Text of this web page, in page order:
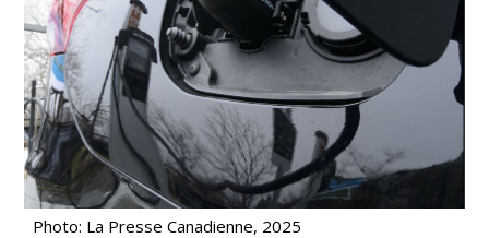
Photo: La Presse Canadienne, 2025